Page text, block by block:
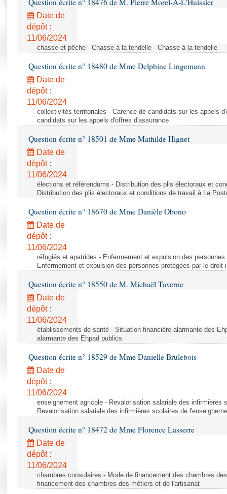
Rapports d'enquête
Rapports législatifs
Rapports sur l'application des lois
Baromètre de l’application des lois
Dossiers législatifs
Budget et sécurité sociale
Questions écrites et orales
Comptes rendus des débats
Question écrite n° 18476 de M. Pierre Morel-À-L'Huissier
Date de
dépôt :
11/06/2024
chasse et pêche - Chasse à la tendelle - Chasse à la tendelle
Question écrite n° 18480 de Mme Delphine Lingemann
Date de
dépôt :
11/06/2024
collectivités territoriales - Carence de candidats sur les appels
candidats sur les appels d'offres d'assurance
Question écrite n° 18501 de Mme Mathilde Hignet
Date de
dépôt :
11/06/2024
élections et référendums - Distribution des plis électoraux et
Distribution des plis électoraux et conditions de travail à La
Question écrite n° 18670 de Mme Danièle Obono
Date de
dépôt :
11/06/2024
réfugiés et apatrides - Enfermement et expulsion des
Enfermement et expulsion des personnes protégées par le droit
Question écrite n° 18550 de M. Michaël Taverne
Date de
dépôt :
11/06/2024
établissements de santé - Situation financière alarmante des
alarmante des Ehpad publics
Question écrite n° 18529 de Mme Danielle Brulebois
Date de
dépôt :
11/06/2024
enseignement agricole - Revalorisation salariale des infirmières
Revalorisation salariale des infirmières scolaires de
Question écrite n° 18472 de Mme Florence Lasserre
Date de
dépôt :
11/06/2024
chambres consulaires - Mode de financement des chambres
financement des chambres des métiers et de l'artisanat